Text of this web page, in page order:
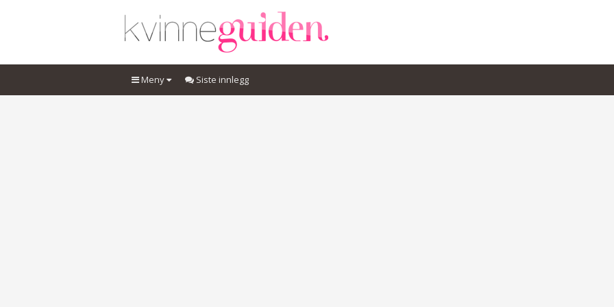
Meny Siste innlegg